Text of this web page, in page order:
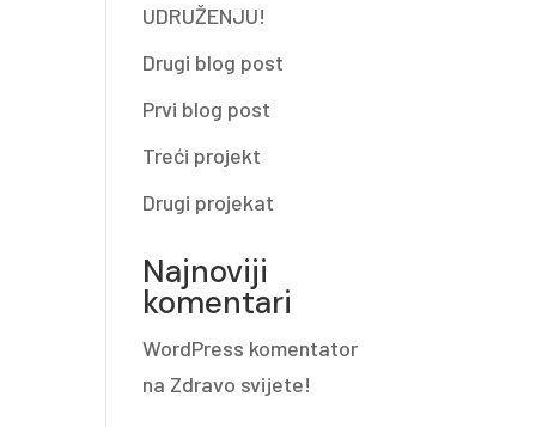
UDRUŽENJU!
Drugi blog post
Prvi blog post
Treći projekt
Drugi projekat
Najnoviji
komentari
WordPress komentator
na Zdravo svijete!